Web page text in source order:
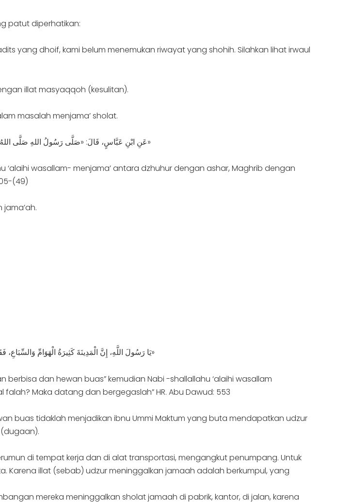
patut diperhatikan:
yang dhoif, kami belum menemukan riwayat yang shohih. Silahkan lihat irwaul
illat masyaqqoh (kesulitan).
masalah menjama’ sholat.
عَنِ ابْنِ عَبَّاسٍ، قَالَ: «صَلَّى رَسُولُ اللهِ صَلَّى اللهُ عَلَيْهِ وَسَلَّمَ الظُّهْرَ وَالْعَصْرَ جَمِيعًا، وَالْمَغْرِبَ وَالْعِشَاءَ جَمِيعًا، فِي غَيْرِ خَوْفٍ، وَلَا سَفَرٍ»
‘alaihi wasallam- menjama’ antara dzhuhur dengan ashar, Maghrib dengan
(49)
: يَا رَسُولَ اللَّهِ، إِنَّ الْمَدِينَةَ كَثِيرَةُ الْهَوَامِّ وَالسِّبَاعِ، فَقَالَ النَّبِيُّ صَلَّى اللهُ عَلَيْهِ وَسَلَّمَ: «أَتَسْمَعُ حَيَّ عَلَى الصَّلَاةِ، حَيَّ عَلَى الْفَلَاحِ؟ فَحَيَّ هَلًا»
berbisa dan hewan buas” kemudian Nabi -shallallahu ‘alaihi wasallam
Maka datang dan bergegaslah” HR. Abu Dawud: 553
buas tidaklah menjadikan ibnu Ummi Maktum yang buta mendapatkan udzur
di tempat kerja dan di alat transportasi, mengangkut penumpang. Untuk
Karena illat (sebab) udzur meninggalkan jamaah adalah berkumpul, yang
mereka meninggalkan sholat jamaah di pabrik, kantor, di jalan, karena